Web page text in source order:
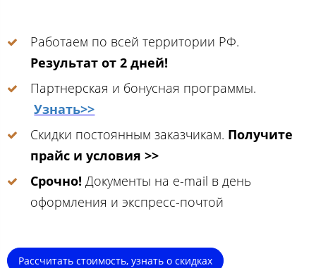
Работаем по всей территории РФ.
Результат от 2 дней!
Партнерская и бонусная программы.
Узнать>>
Скидки постоянным заказчикам. Получите
прайс и условия >>
Срочно! Документы на e-mail в день
оформления и экспресс-почтой
Рассчитать стоимость, узнать о скидках